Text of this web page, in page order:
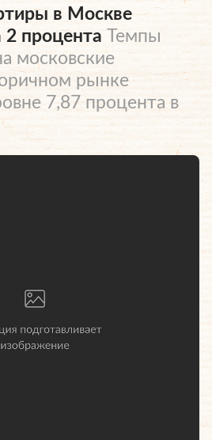
в Москве
процента Темпы
московские
рынке
7,87 процента в